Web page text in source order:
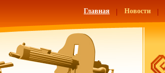
Главная Новости